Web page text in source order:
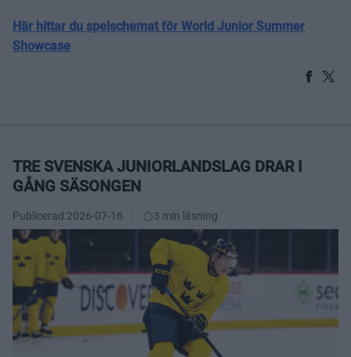
Här hittar du spelschemat för World Junior Summer
Showcase
TRE SVENSKA JUNIORLANDSLAG DRAR I
GÅNG SÄSONGEN
Publicerad:2026-07-16 3 min läsning